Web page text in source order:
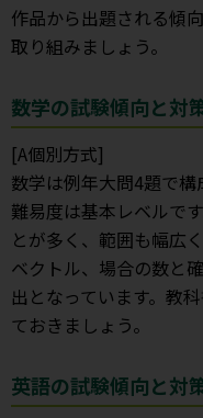
作品から出題される傾
取り組みましょう。
数学の試験傾向と対
[A個別方式]
数学は例年大問4題で
難易度は基本レベルで
とが多く、範囲も幅広
ベクトル、場合の数と
出となっています。教
ておきましょう。
英語の試験傾向と対